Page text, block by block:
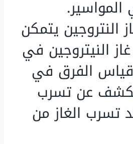
المواسير.
النتروجين يتمكن
النيتروجين في
الفرق في
عن تسرب
تسرب الغاز من